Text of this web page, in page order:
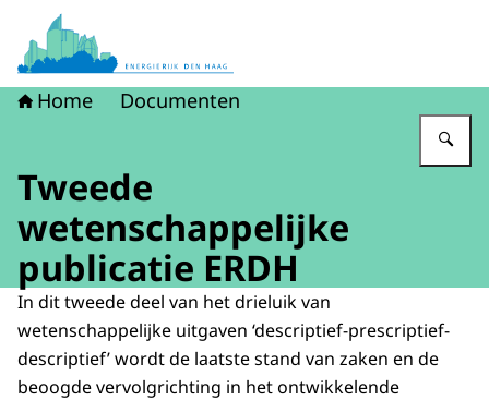
Naar de homepage van Energierijk Den Haag
Home Documenten
Tweede
wetenschappelijke
publicatie ERDH
In dit tweede deel van het drieluik van
wetenschappelijke uitgaven ‘descriptief-prescriptief-
descriptief’ wordt de laatste stand van zaken en de
beoogde vervolgrichting in het ontwikkelende